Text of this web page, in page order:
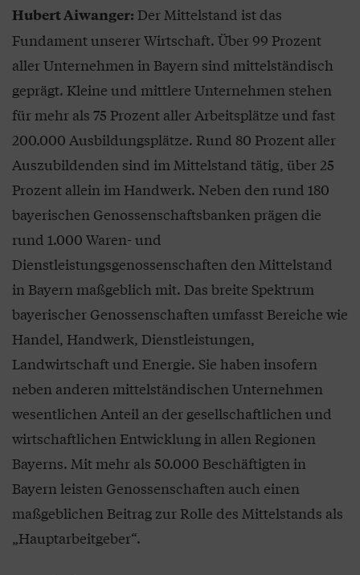
Hubert Aiwanger: Der Mittelstand ist das
Fundament unserer Wirtschaft. Über 99 Prozent
aller Unternehmen in Bayern sind mittelständisch
geprägt. Kleine und mittlere Unternehmen stehen
für mehr als 75 Prozent aller Arbeitsplätze und fast
200.000 Ausbildungsplätze. Rund 80 Prozent aller
Auszubildenden sind im Mittelstand tätig, über 25
Prozent allein im Handwerk. Neben den rund 180
bayerischen Genossenschaftsbanken prägen die
rund 1.000 Waren- und
Dienstleistungsgenossenschaften den Mittelstand
in Bayern maßgeblich mit. Das breite Spektrum
bayerischer Genossenschaften umfasst Bereiche wie
Handel, Handwerk, Dienstleistungen,
Landwirtschaft und Energie. Sie haben insofern
neben anderen mittelständischen Unternehmen
wesentlichen Anteil an der gesellschaftlichen und
wirtschaftlichen Entwicklung in allen Regionen
Bayerns. Mit mehr als 50.000 Beschäftigten in
Bayern leisten Genossenschaften auch einen
maßgeblichen Beitrag zur Rolle des Mittelstands als
„Hauptarbeitgeber“.